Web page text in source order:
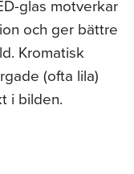
glas motverkar
och ger bättre
Kromatisk
(ofta lila)
i bilden.